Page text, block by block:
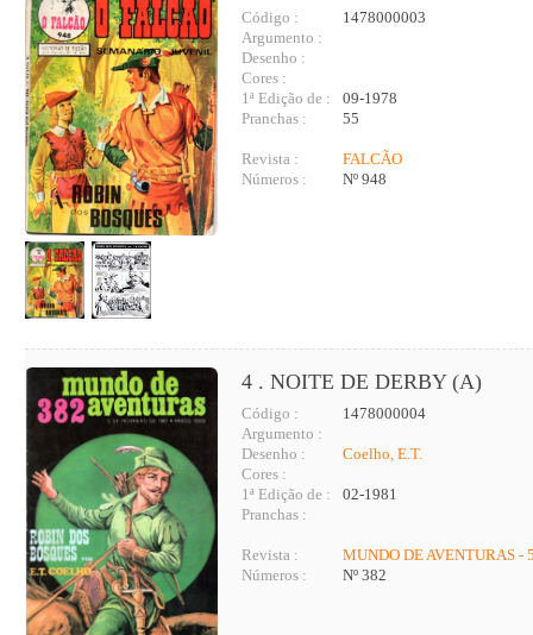
Código :
1478000003
Argumento :
Desenho :
Cores :
1ª Edição de :
09-1978
Pranchas :
55
Revista :
FALCÃO
Números :
Nº 948
4 . NOITE DE DERBY (A)
Código :
1478000004
Argumento :
Desenho :
Coelho, E.T.
Cores :
1ª Edição de :
02-1981
Pranchas :
Revista :
MUNDO DE AVENTURAS -
Números :
Nº 382